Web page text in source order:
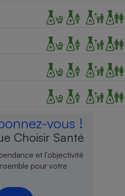
vous !
Choisir Santé
et l'objectivité
pour votre